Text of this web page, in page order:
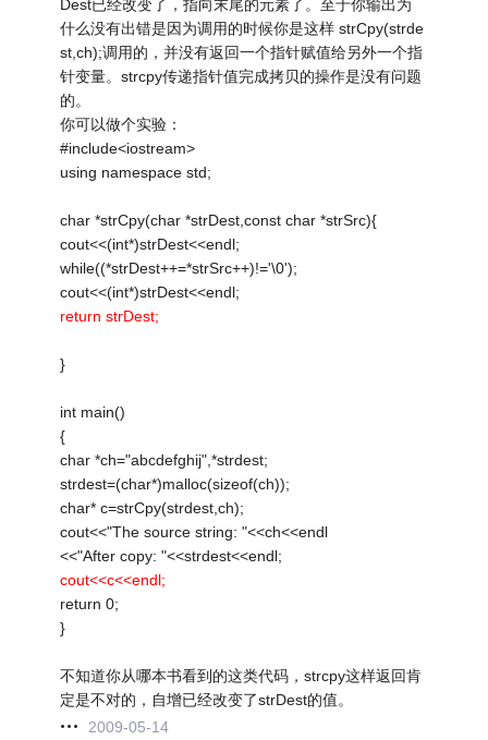
Dest已经改变了，指向末尾的元素了。至于你输出为
什么没有出错是因为调用的时候你是这样 strCpy(strde
st,ch);调用的，并没有返回一个指针赋值给另外一个指
针变量。strcpy传递指针值完成拷贝的操作是没有问题
的。
你可以做个实验：
#include<iostream>
using namespace std;
char *strCpy(char *strDest,const char *strSrc){
cout<<(int*)strDest<<endl;
while((*strDest++=*strSrc++)!='\0');
cout<<(int*)strDest<<endl;
return strDest;
}
int main()
{
char *ch="abcdefghij",*strdest;
strdest=(char*)malloc(sizeof(ch));
char* c=strCpy(strdest,ch);
cout<<"The source string: "<<ch<<endl
<<"After copy: "<<strdest<<endl;
cout<<c<<endl;
return 0;
}
不知道你从哪本书看到的这类代码，strcpy这样返回肯
定是不对的，自增已经改变了strDest的值。
2009-05-14